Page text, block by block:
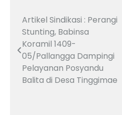
Navigasi
pos
Artikel Sindikasi : Perangi
Stunting, Babinsa
Koramil 1409-
05/Pallangga Dampingi
Pelayanan Posyandu
Balita di Desa Tinggimae